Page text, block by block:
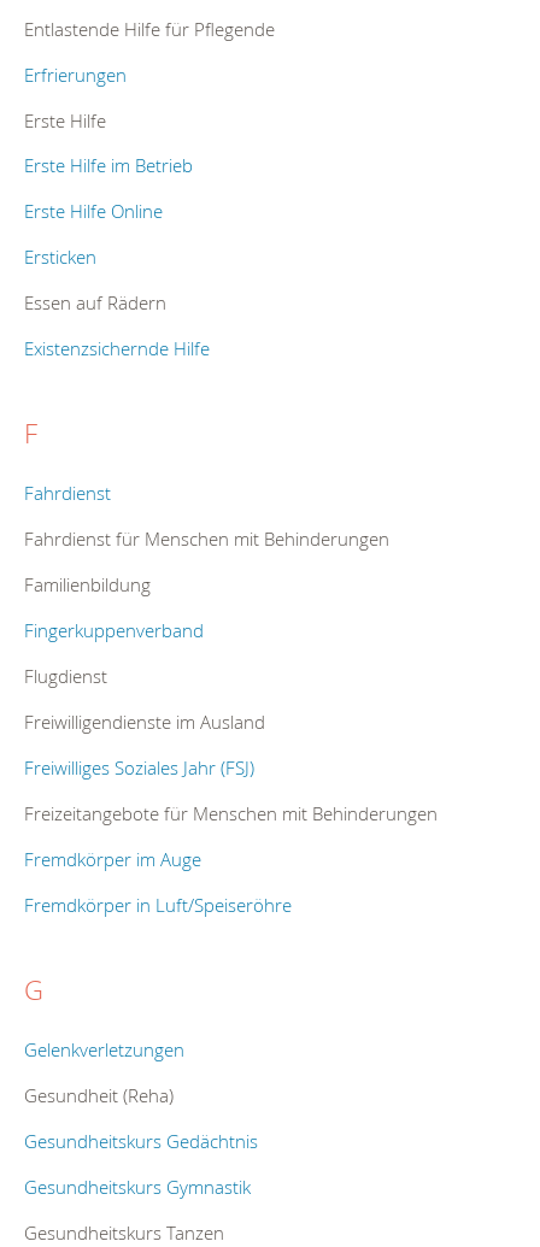
Entlastende Hilfe für Pflegende
Erfrierungen
Erste Hilfe
Erste Hilfe im Betrieb
Erste Hilfe Online
Ersticken
Essen auf Rädern
Existenzsichernde Hilfe
F
Fahrdienst
Fahrdienst für Menschen mit Behinderungen
Familienbildung
Fingerkuppenverband
Flugdienst
Freiwilligendienste im Ausland
Freiwilliges Soziales Jahr (FSJ)
Freizeitangebote für Menschen mit Behinderungen
Fremdkörper im Auge
Fremdkörper in Luft/Speiseröhre
G
Gelenkverletzungen
Gesundheit (Reha)
Gesundheitskurs Gedächtnis
Gesundheitskurs Gymnastik
Gesundheitskurs Tanzen